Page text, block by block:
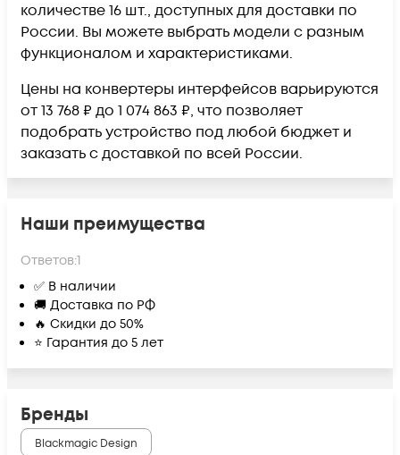
количестве 16 шт., доступных для доставки по
России. Вы можете выбрать модели с разным
функционалом и характеристиками.
Цены на конвертеры интерфейсов варьируются
от 13 768 ₽ до 1 074 863 ₽, что позволяет
подобрать устройство под любой бюджет и
заказать с доставкой по всей России.
Наши преимущества
Ответов:1
✅ В наличии
🚚 Доставка по РФ
🔥 Скидки до 50%
⭐ Гарантия до 5 лет
Бренды
Blackmagic Design